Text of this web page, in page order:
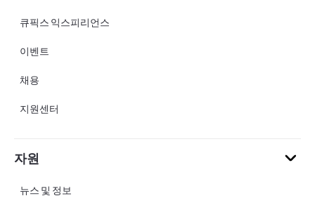
큐픽스 익스피리언스
이벤트
채용
지원센터
자원
뉴스 및 정보